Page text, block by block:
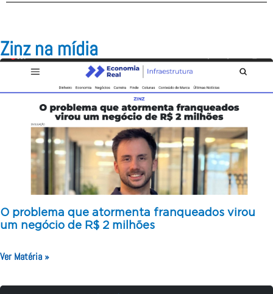
Zinz na mídia
O problema que atormenta franqueados virou
um negócio de R$ 2 milhões
Ver Matéria »